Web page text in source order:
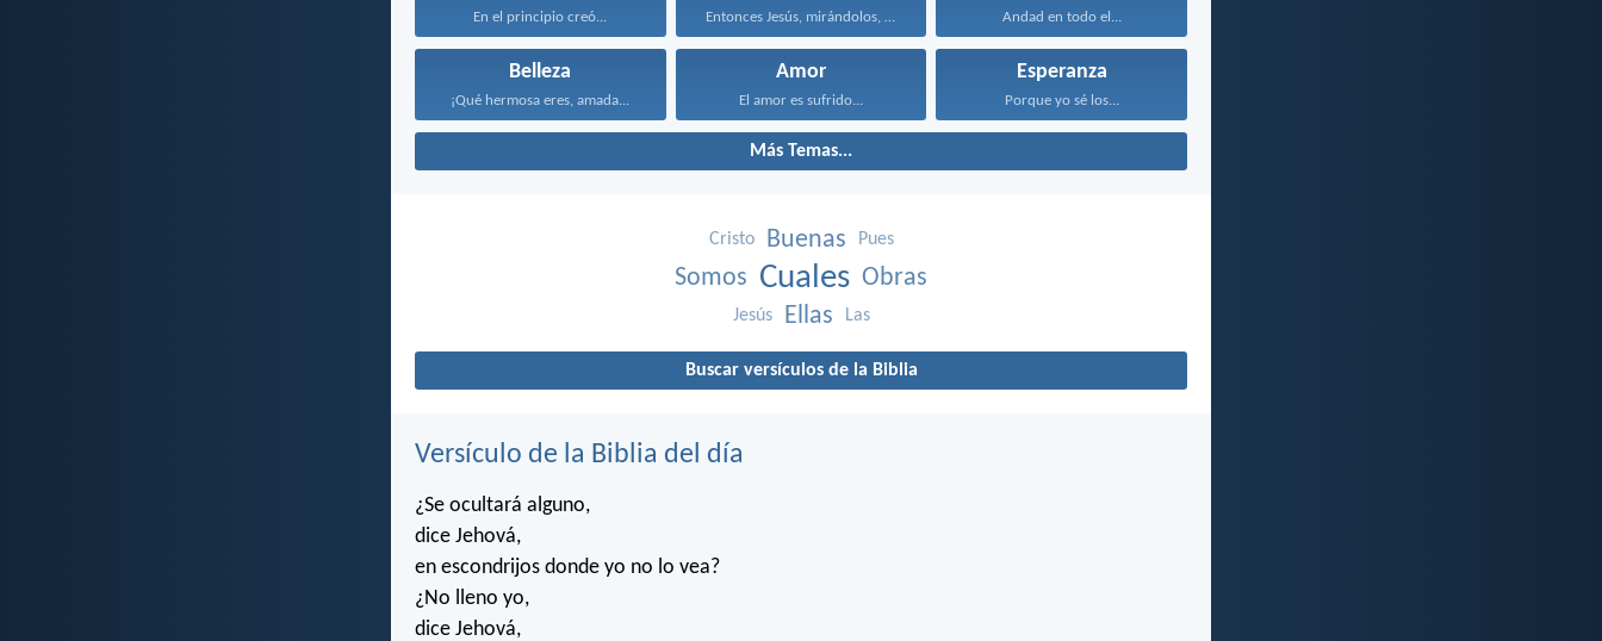
En el principio creó... Entonces Jesús, mirándolos, dijo... Andad en todo el...
Belleza
¡Qué hermosa eres, amada...
Amor
El amor es sufrido...
Esperanza
Porque yo sé los...
Más Temas...
Cristo Buenas Pues
Somos Cuales Obras
Jesús Ellas Las
Buscar versículos de la Biblia
Versículo de la Biblia del día
¿Se ocultará alguno,
dice Jehová,
en escondrijos donde yo no lo vea?
¿No lleno yo,
dice Jehová,